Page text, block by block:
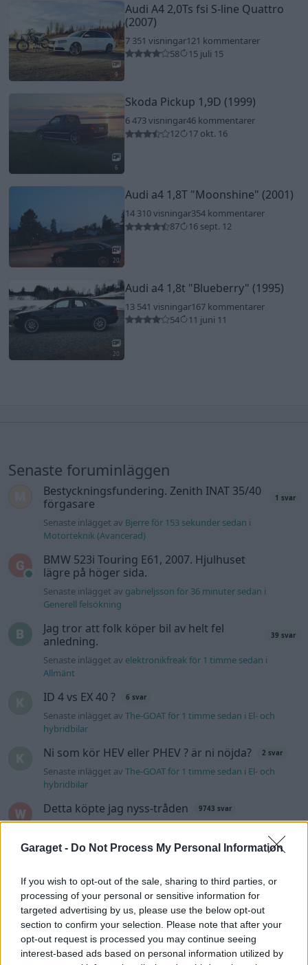
Garaget - Do Not Process My Personal Information
If you wish to opt-out of the sale, sharing to third parties, or
processing of your personal or sensitive information for
targeted advertising by us, please use the below opt-out
section to confirm your selection. Please note that after your
opt-out request is processed you may continue seeing
interest-based ads based on personal information utilized by
9
Audi A4 2,0Ts fsi S-line Quattro
(2007)
7 351 visningar121 kommentarer
58
15 juli 15
6
Skoda Pickup 1,9D (1999)
6 473 visningar46 kommentarer
12
17 okt. 16
20
Audi a4 1,8T "Moonshine" (2001)
14 310 visningar354 kommentarer
87
16 sept. 12
20
Audi a4 1,8t "Blueberry" (1995)
13 541 visningar167 kommentarer
54
11 juni 11
Senaste foruminläggen
Bestyckningsfundering. Zenith INAT 35/40
förgasare
1 svar
Senaste inlägget av Bjerre för 153 sekunder sedan i
Motorteknik (Avancerad)
BMW 523i Touring E61, 2007. Hjulhuset
lägre på höger sida.
Senaste inlägget av gabrieljsson för 36 minuter sedan i
Generell felsökning
Jag tror att folk köper bil av helt fel
anledning.
39 svar
Senaste inlägget av elektronikfreak för 1 timme sedan i
Allmänt
ID 4 vs EX 40 ? 6 svar
Senaste inlägget avThe-GOAT för 1 timme sedan i El- och
hybridbilar
Ni som kör HEV eller PHEV ? är ni nöjda? 2 svar
Senaste inlägget avThe-GOAT för 1 timme sedan i El- och
hybridbilar
Detta köpte jag nyss-tråden 9743 svar
Senaste inlägget avJesper328 Igår 11:59iOff topic
Volvo 740 med lh2.2 spridare öppnar hela
Senaste inlägget avKlevaRaggarn fredag 23:57iGenerell
felsökning
Ford Mustang e Mac 2023
Senaste inlägget avKenthIJ2 fredag 12:37iEl- och hybridbilar